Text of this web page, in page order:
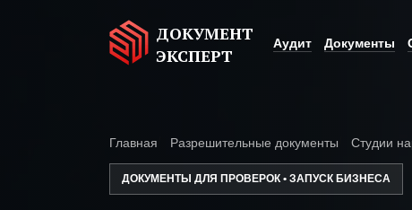
ДОКУМЕНТ
ЭКСПЕРТ
Аудит Документы
Главная Разрешительные документы Студии
ДОКУМЕНТЫ ДЛЯ ПРОВЕРОК • ЗАПУСК БИЗНЕСА